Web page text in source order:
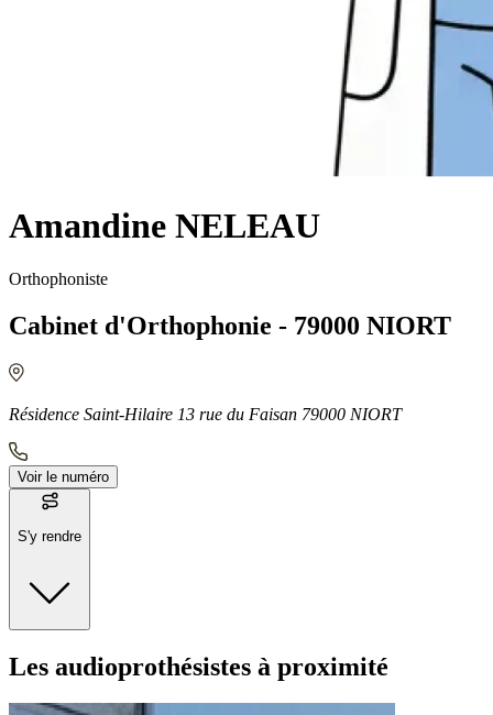
Amandine NELEAU
Orthophoniste
Cabinet d'Orthophonie - 79000 NIORT
Résidence Saint-Hilaire 13 rue du Faisan 79000 NIORT
Voir le numéro
S'y rendre
Moyens de transport
Bus - Quai D
Les audioprothésistes à proximité